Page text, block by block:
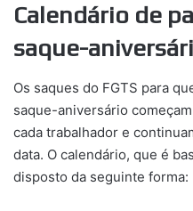
Calendário de
saque-
Os saques do FGTS para
saque-aniversário
cada trabalhador e
data. O calendário, que é
disposto da seguinte forma: